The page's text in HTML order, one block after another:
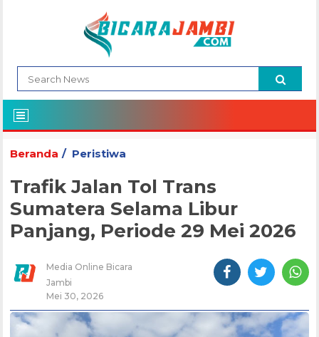
Beranda Peristiwa
Trafik Jalan Tol Trans
Sumatera Selama Libur
Panjang, Periode 29 Mei 2026
Media Online Bicara
Jambi
Mei 30, 2026